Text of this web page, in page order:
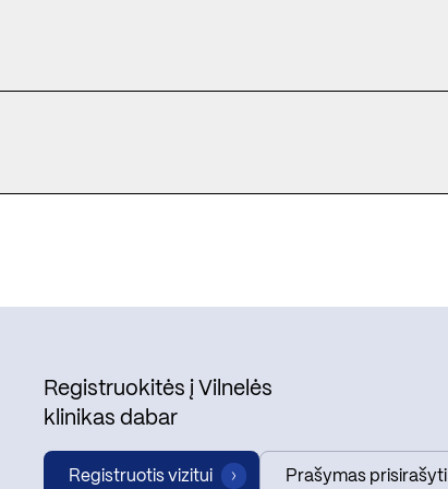
Registruokitės į Vilnelės
klinikas dabar
Registruotis vizitui Prašymas prisirašyti